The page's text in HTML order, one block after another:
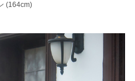
(164cm)